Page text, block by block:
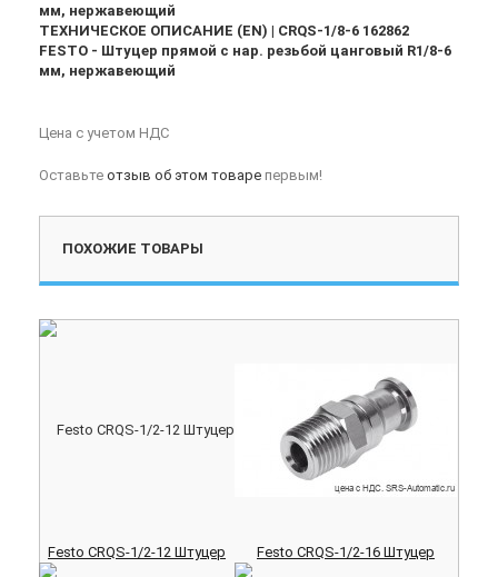
мм, нержавеющий
ТЕХНИЧЕСКОЕ ОПИСАНИЕ (EN) | CRQS-1/8-6 162862
FESTO - Штуцер прямой с нар. резьбой цанговый R1/8-6
мм, нержавеющий
Цена с учетом НДС
Оставьте отзыв об этом товаре первым!
ПОХОЖИЕ ТОВАРЫ
Festo CRQS-1/2-12 Штуцер Festo CRQS-1/2-16 Штуцер